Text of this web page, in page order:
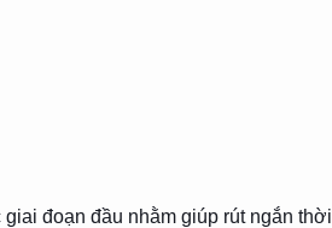
đoạn đầu nhằm giúp rút ngắn thời